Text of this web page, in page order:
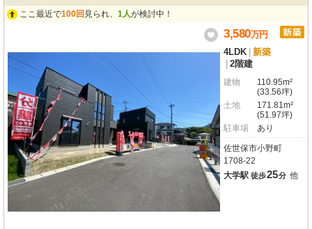
ここ最近で100回 見られ、 1人が検討中！
3,580万円
4LDK 新築
2階建
建物
110.95m²
(33.56坪)
土地
171.81m²
(51.97坪)
駐車場
あり
佐世保市小野町
1708-22
大学駅 徒歩25分 他